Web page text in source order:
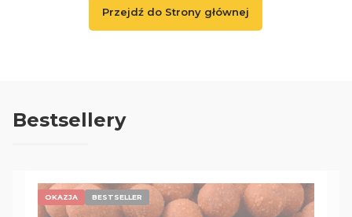
Przejdź do Strony głównej
Bestsellery
OKAZJA BESTSELLER